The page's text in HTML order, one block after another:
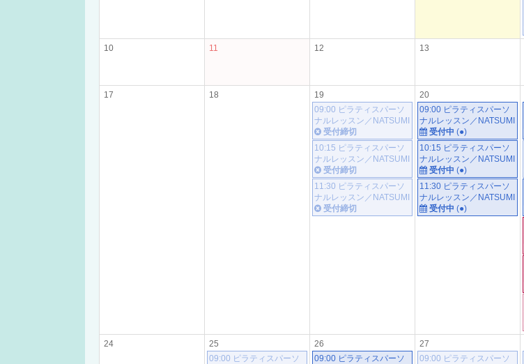
10 11 12 13
17 18
19
09:00 ピラティスパーソ
ナルレッスン／NATSUMI
受付締切
10:15 ピラティスパーソ
ナルレッスン／NATSUMI
受付締切
11:30 ピラティスパーソ
ナルレッスン／NATSUMI
受付締切
20
09:00 ピラティスパーソ
ナルレッスン／NATSUMI
受付中 (●)
10:15 ピラティスパーソ
ナルレッスン／NATSUMI
受付中 (●)
11:30 ピラティスパーソ
ナルレッスン／NATSUMI
受付中 (●)
24
25
09:00 ピラティスパーソ
26
09:00 ピラティスパーソ
27
09:00 ピラティスパーソ